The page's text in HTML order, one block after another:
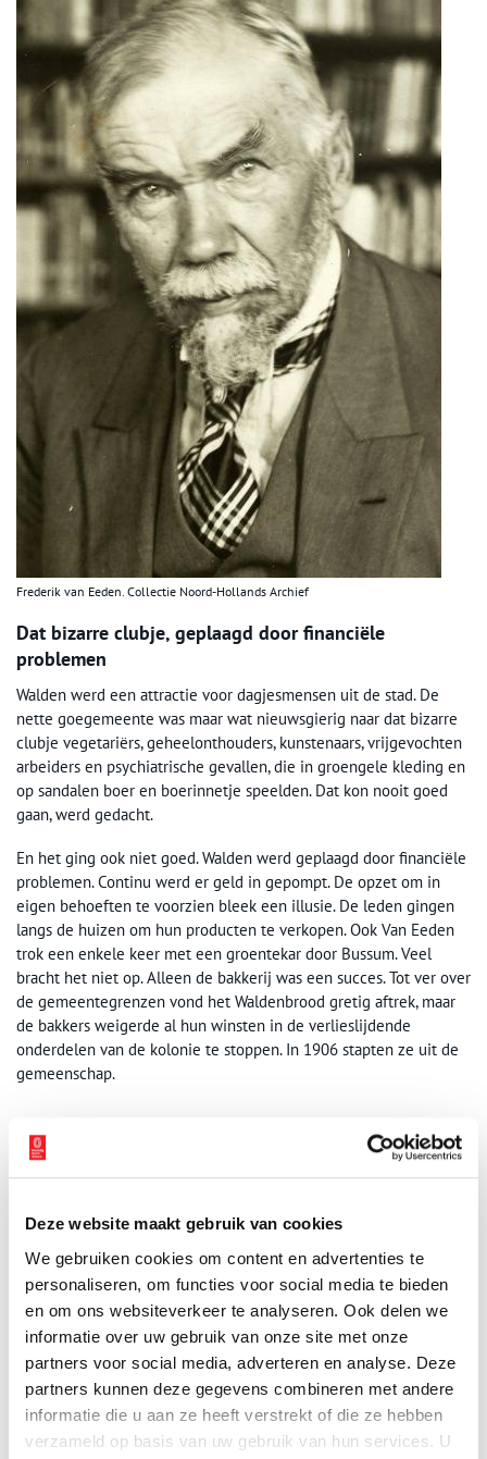
Deze website maakt gebruik van cookies
We gebruiken cookies om content en advertenties te
personaliseren, om functies voor social media te bieden
en om ons websiteverkeer te analyseren. Ook delen we
informatie over uw gebruik van onze site met onze
partners voor social media, adverteren en analyse. Deze
partners kunnen deze gegevens combineren met andere
informatie die u aan ze heeft verstrekt of die ze hebben
verzameld op basis van uw gebruik van hun services. U
Frederik van Eeden. Collectie Noord-Hollands Archief
Dat bizarre clubje, geplaagd door financiële
problemen
Walden werd een attractie voor dagjesmensen uit de stad. De
nette goegemeente was maar wat nieuwsgierig naar dat bizarre
clubje vegetariërs, geheelonthouders, kunstenaars, vrijgevochten
arbeiders en psychiatrische gevallen, die in groengele kleding en
op sandalen boer en boerinnetje speelden. Dat kon nooit goed
gaan, werd gedacht.
En het ging ook niet goed. Walden werd geplaagd door financiële
problemen. Continu werd er geld in gepompt. De opzet om in
eigen behoeften te voorzien bleek een illusie. De leden gingen
langs de huizen om hun producten te verkopen. Ook Van Eeden
trok een enkele keer met een groentekar door Bussum. Veel
bracht het niet op. Alleen de bakkerij was een succes. Tot ver over
de gemeentegrenzen vond het Waldenbrood gretig aftrek, maar
de bakkers weigerde al hun winsten in de verlieslijdende
onderdelen van de kolonie te stoppen. In 1906 stapten ze uit de
gemeenschap.